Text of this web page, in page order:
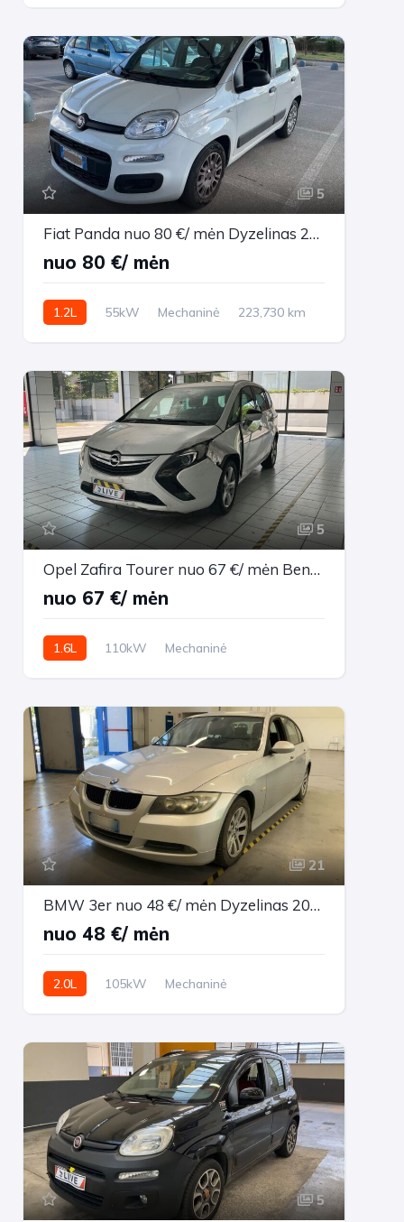
5
Fiat Panda nuo 80 €/ mėn Dyzelinas 2014m. Sedanas Mechaninė
nuo 80 €/ mėn
1.2L 55kW Mechaninė
223,730 km
5
Opel Zafira Tourer nuo 67 €/ mėn Benzinas 2014m. Vienatūris Mechaninė
nuo 67 €/ mėn
1.6L 110kW
Mechaninė
21
BMW 3er nuo 48 €/ mėn Dyzelinas 2007m. Sedanas Mechaninė
nuo 48 €/ mėn
2.0L 105kW
Mechaninė
5